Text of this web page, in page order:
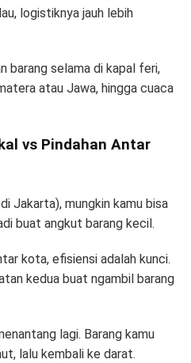
logistiknya jauh lebih
barang selama di kapal feri,
atau Jawa, hingga cuaca
vs Pindahan Antar
Jakarta), mungkin kamu bisa
buat angkut barang kecil.
kota, efisiensi adalah kunci.
kedua buat ngambil barang
lagi. Barang kamu
lalu kembali ke darat.